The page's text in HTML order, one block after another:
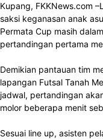
Kupang, FKKNews.com
saksi keganasan anak
Permata Cup masih
pertandingan pertama
Demikian pantauan tim
lapangan Futsal Tanah
jadwal, pertandingan
molor beberapa menit
Sesuai line up, asisten